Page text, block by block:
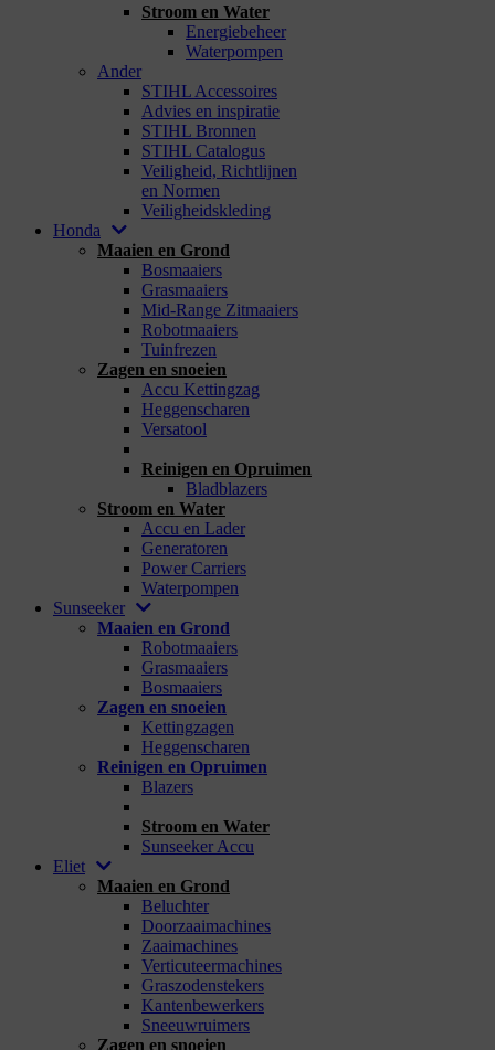
Stroom en Water
Energiebeheer
Waterpompen
Ander
STIHL Accessoires
Advies en inspiratie
STIHL Bronnen
STIHL Catalogus
Veiligheid, Richtlijnen
en Normen
Veiligheidskleding
Honda
Maaien en Grond
Bosmaaiers
Grasmaaiers
Mid-Range Zitmaaiers
Robotmaaiers
Tuinfrezen
Zagen en snoeien
Accu Kettingzag
Heggenscharen
Versatool
Reinigen en Opruimen
Bladblazers
Stroom en Water
Accu en Lader
Generatoren
Power Carriers
Waterpompen
Sunseeker
Maaien en Grond
Robotmaaiers
Grasmaaiers
Bosmaaiers
Zagen en snoeien
Kettingzagen
Heggenscharen
Reinigen en Opruimen
Blazers
Stroom en Water
Sunseeker Accu
Eliet
Maaien en Grond
Beluchter
Doorzaaimachines
Zaaimachines
Verticuteermachines
Graszodenstekers
Kantenbewerkers
Sneeuwruimers
Zagen en snoeien